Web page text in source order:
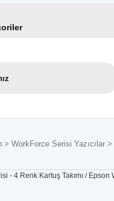
WorkForce Serisi Yazıcılar